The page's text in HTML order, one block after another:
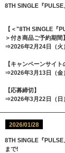
8TH SINGLE『PULSE
【＜"8TH SINGLE『
＞付き商品ご予約期間】
⇒2026年2月24日（火
【キャンペーンサイ
⇒2026年3月13日（金
【応募締切】
⇒2026年3月22日（日
2026/01/28
8TH SINGLE『PULSE
まで!